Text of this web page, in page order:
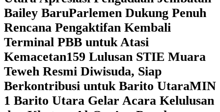
Bailey BaruParlemen Dukung Penuh
Rencana Pengaktifan Kembali
Terminal PBB untuk Atasi
Kemacetan159 Lulusan STIE Muara
Teweh Resmi Diwisuda, Siap
Berkontribusi untuk Barito UtaraMIN
1 Barito Utara Gelar Acara Kelulusan